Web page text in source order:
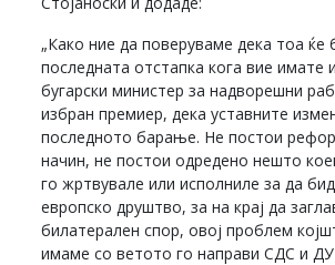
„Како ние да поверуваме дека тоа ќе
последната отстапка кога вие имате
бугарски министер за надворешни
избран премиер, дека уставните
последното барање. Не постои
начин, не постои одредено нешто
го жртвувале или исполниле за да
европско друштво, за на крај да
билатерален спор, овој проблем
имаме со ветото го направи СДС и